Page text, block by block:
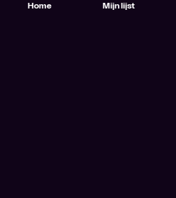
Home Mijn lijst